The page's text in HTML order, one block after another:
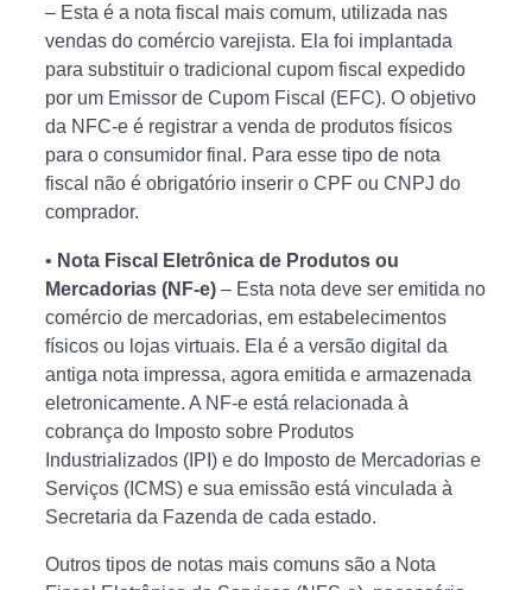
– Esta é a nota fiscal mais comum, utilizada nas
vendas do comércio varejista. Ela foi implantada
para substituir o tradicional cupom fiscal expedido
por um Emissor de Cupom Fiscal (EFC). O objetivo
da NFC-e é registrar a venda de produtos físicos
para o consumidor final. Para esse tipo de nota
fiscal não é obrigatório inserir o CPF ou CNPJ do
comprador.
• Nota Fiscal Eletrônica de Produtos ou
Mercadorias (NF-e) – Esta nota deve ser emitida no
comércio de mercadorias, em estabelecimentos
físicos ou lojas virtuais. Ela é a versão digital da
antiga nota impressa, agora emitida e armazenada
eletronicamente. A NF-e está relacionada à
cobrança do Imposto sobre Produtos
Industrializados (IPI) e do Imposto de Mercadorias e
Serviços (ICMS) e sua emissão está vinculada à
Secretaria da Fazenda de cada estado.
Outros tipos de notas mais comuns são a Nota